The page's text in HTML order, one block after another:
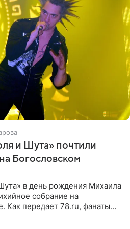
и Шута» почтили
Богословском
в день рождения Михаила
собрание на
Как передает 78.ru, фанаты